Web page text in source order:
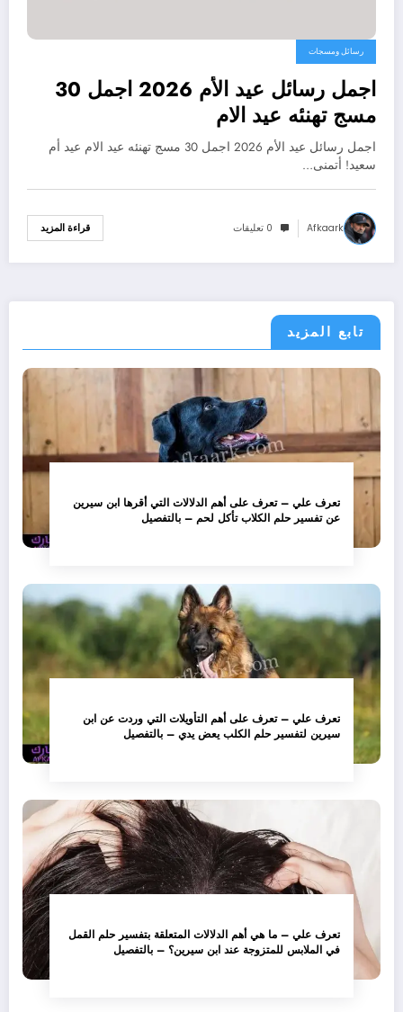
رسائل ومسجات
اجمل رسائل عيد الأم 2026 اجمل 30
مسج تهنئه عيد الام
اجمل رسائل عيد الأم 2026 اجمل 30 مسج تهنئه عيد الام عيد أم
سعيد! أتمنى…
Afkaark 0 تعليقات قراءة المزيد
تابع المزيد
تعرف علي – تعرف على أهم الدلالات التي أقرها ابن سيرين
عن تفسير حلم الكلاب تأكل لحم – بالتفصيل
تعرف علي – تعرف على أهم التأويلات التي وردت عن ابن
سيرين لتفسير حلم الكلب يعض يدي – بالتفصيل
تعرف علي – ما هي أهم الدلالات المتعلقة بتفسير حلم القمل
في الملابس للمتزوجة عند ابن سيرين؟ – بالتفصيل